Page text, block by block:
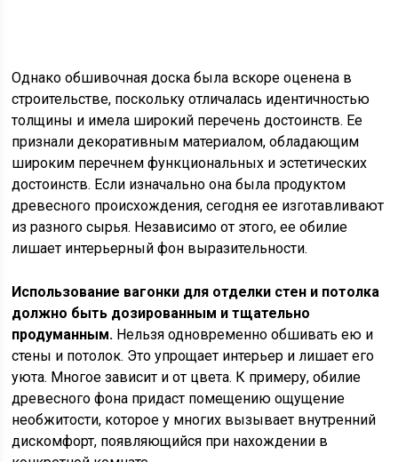
Однако обшивочная доска была вскоре оценена в
строительстве, поскольку отличалась идентичностью
толщины и имела широкий перечень достоинств. Ее
признали декоративным материалом, обладающим
широким перечнем функциональных и эстетических
достоинств. Если изначально она была продуктом
древесного происхождения, сегодня ее изготавливают
из разного сырья. Независимо от этого, ее обилие
лишает интерьерный фон выразительности.
Использование вагонки для отделки стен и потолка
должно быть дозированным и тщательно
продуманным. Нельзя одновременно обшивать ею и
стены и потолок. Это упрощает интерьер и лишает его
уюта. Многое зависит и от цвета. К примеру, обилие
древесного фона придаст помещению ощущение
необжитости, которое у многих вызывает внутренний
дискомфорт, появляющийся при нахождении в